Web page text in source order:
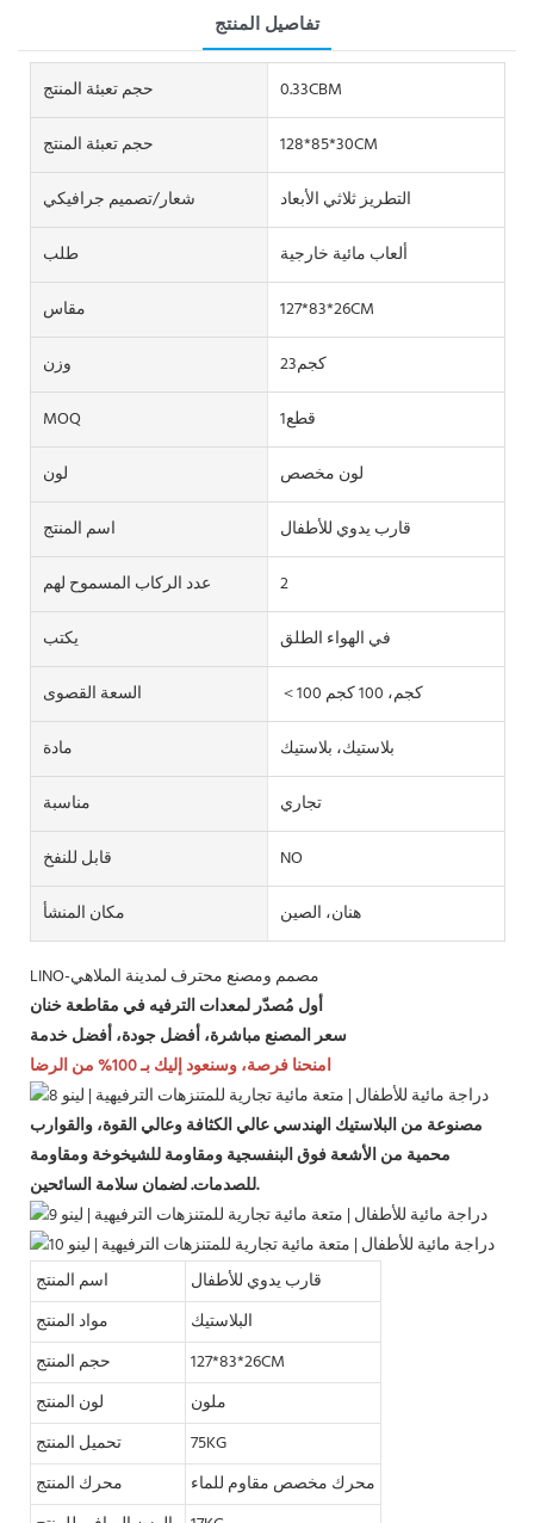
تفاصيل المنتج
حجم تعبئة المنتج
0.33CBM
حجم تعبئة المنتج
128*85*30CM
شعار/تصميم جرافيكي
التطريز ثلاثي الأبعاد
طلب
ألعاب مائية خارجية
مقاس
127*83*26CM
وزن
كجم23
MOQ
قطع1
لون
لون مخصص
اسم المنتج
قارب يدوي للأطفال
عدد الركاب المسموح لهم
2
يكتب
في الهواء الطلق
السعة القصوى
＜100 كجم، 100 كجم
مادة
بلاستيك، بلاستيك
مناسبة
تجاري
قابل للنفخ
NO
مكان المنشأ
هنان، الصين
LINO-مصمم ومصنع محترف لمدينة الملاهي
أول مُصدّر لمعدات الترفيه في مقاطعة خنان
سعر المصنع مباشرة، أفضل جودة، أفضل خدمة
امنحنا فرصة، وسنعود إليك بـ 100% من الرضا
مصنوعة من البلاستيك الهندسي عالي الكثافة وعالي القوة، والقوارب
محمية من الأشعة فوق البنفسجية ومقاومة للشيخوخة ومقاومة
للصدمات. لضمان سلامة السائحين.
اسم المنتج
قارب يدوي للأطفال
مواد المنتج
البلاستيك
حجم المنتج
127*83*26CM
لون المنتج
ملون
تحميل المنتج
75KG
محرك المنتج
محرك مخصص مقاوم للماء